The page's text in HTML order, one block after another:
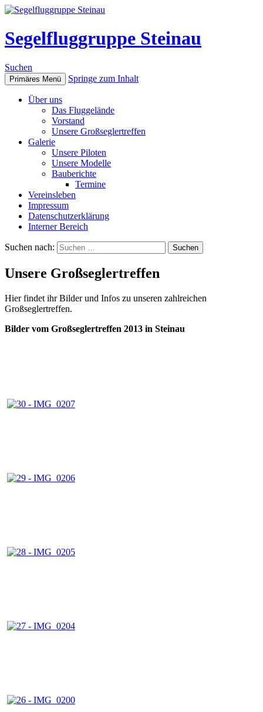
Segelfluggruppe Steinau
Suchen
Primäres Menü Springe zum Inhalt
Über uns
Das Fluggelände
Vorstand
Unsere Großseglertreffen
Galerie
Unsere Piloten
Unsere Modelle
Bauberichte
Termine
Vereinsleben
Impressum
Datenschutzerklärung
Interner Bereich
Suchen nach:
Unsere Großseglertreffen
Hier findet ihr Bilder und Infos zu unseren zahlreichen
Großseglertreffen.
Bilder vom Großseglertreffen 2013 in Steinau